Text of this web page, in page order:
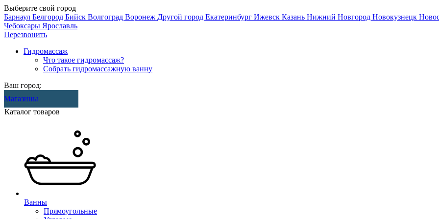
Выберите свой город
Барнаул Белгород Бийск Волгоград Воронеж Другой город Екатеринбург Ижевск Казань Нижний Новгород Новокузнецк
Чебоксары Ярославль
Перезвонить
Гидромассаж
Что такое гидромассаж?
Собрать гидромассажную ванну
Ваш город:
Магазины
Каталог товаров
Ванны
Прямоугольные